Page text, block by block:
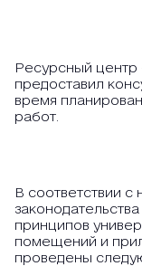
Ресурсный центр
предоставил
время
работ.
В соответствии
принципов
помещений и
проведены